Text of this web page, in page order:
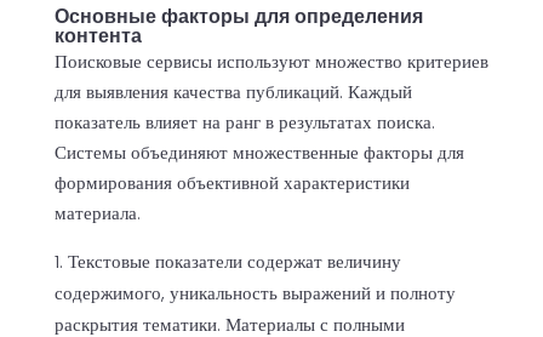
Основные факторы для определения
контента
Поисковые сервисы используют множество критериев
для выявления качества публикаций. Каждый
показатель влияет на ранг в результатах поиска.
Системы объединяют множественные факторы для
формирования объективной характеристики
материала.
Текстовые показатели содержат величину
содержимого, уникальность выражений и полноту
раскрытия тематики. Материалы с полными